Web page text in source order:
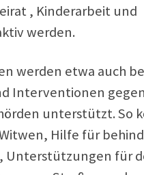
, Kinderarbeit und
werden.
werden etwa auch
Interventionen
unterstützt. So
Hilfe für
Unterstützungen für